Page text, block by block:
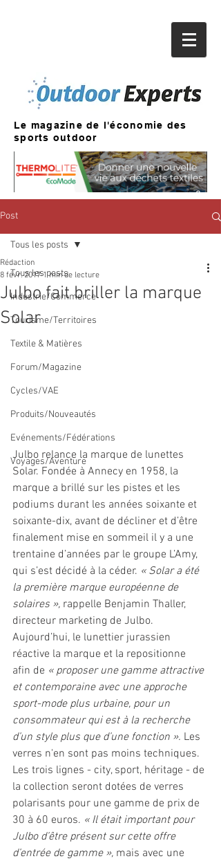
Le magazine de l'économie des
sports outdoor
Post
Tous les posts
Industrie/Commerce
Tourisme/Territoires
Textile & Matières
Forum/Magazine
Cycles/VAE
Produits/Nouveautés
Evénements/Fédérations
Voyages/Aventure
Tous les posts
Julbo fait briller la marque
Solar
Rédaction
8 févr. 2017 1 min de lecture
Julbo relance la marque de lunettes
Solar. Fondée à Annecy en 1958, la
marque a brillé sur les pistes et les
podiums durant les années soixante et
soixante-dix, avant de décliner et d’être
finalement mise en sommeil il y a une
trentaine d’années par le groupe L’Amy,
qui s’est décidé à la céder. « Solar a été
la première marque européenne de
solaires », rappelle Benjamin Thaller,
directeur marketing de Julbo.
Aujourd’hui, le lunettier jurassien
réactive la marque et la repositionne
afin de « proposer une gamme attractive
et contemporaine avec une approche
sport-mode plus urbaine, pour un
consommateur qui est à la recherche
d’un style plus que d’une fonction ». Les
verres n'en sont pas moins techniques.
Les trois lignes - city, sport, héritage - de
la collection seront dotées de verres
polarisants pour une gamme de prix de
30 à 60 euros. « Il était important pour
Julbo d’être présent sur cette offre
d’entrée de gamme », mais avec une